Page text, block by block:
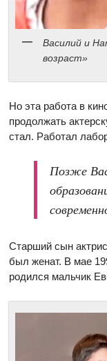
Василий и
возраст»
Но эта работа в
продолжать
стал. Работал
Позже
Старший сын
был женат. В мае
родился мальчик